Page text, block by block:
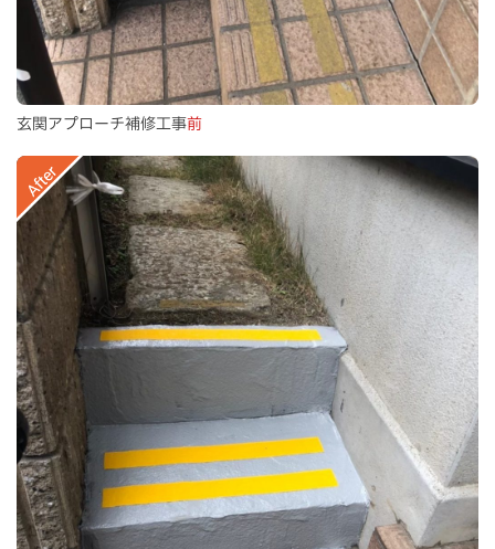
玄関アプローチ補修工事前